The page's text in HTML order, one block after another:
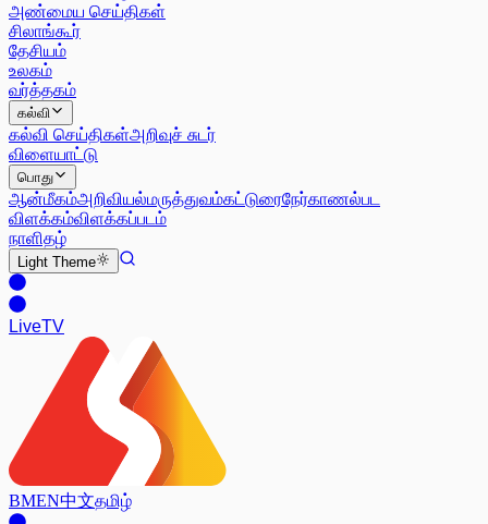
அண்மைய செய்திகள்
சிலாங்கூர்
தேசியம்
உலகம்
வர்த்தகம்
கல்வி
கல்வி செய்திகள்அறிவுச் சுடர்
விளையாட்டு
பொது
ஆன்மீகம்அறிவியல்மருத்துவம்கட்டுரைநேர்காணல்பட
விளக்கம்விளக்கப்படம்
நாளிதழ்
Light Theme
LiveTV
BMEN中文தமிழ்